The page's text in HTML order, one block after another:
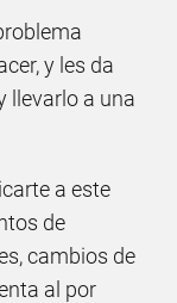
y les da
llevarlo a una
a este
de
cambios de
al por